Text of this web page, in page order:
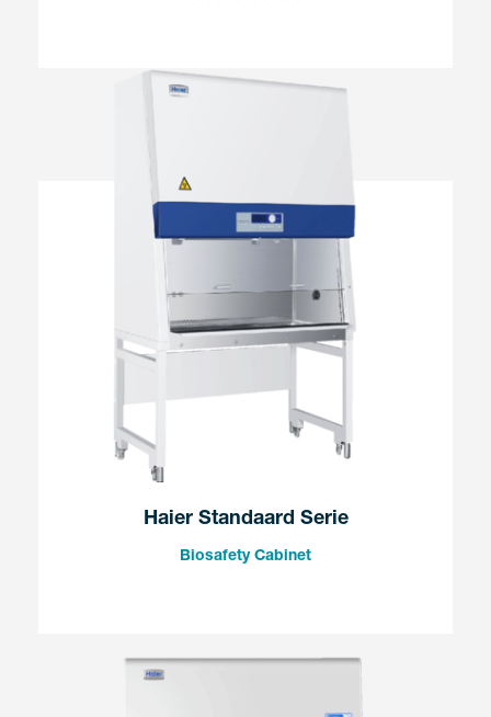
Haier Standaard Serie
Biosafety Cabinet